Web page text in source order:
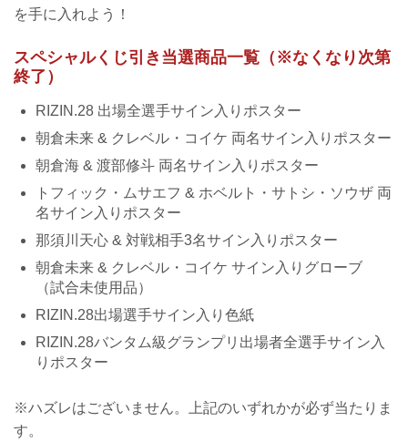
を手に入れよう！
スペシャルくじ引き当選商品一覧（※なくなり次第
終了）
RIZIN.28 出場全選手サイン入りポスター
朝倉未来 & クレベル・コイケ 両名サイン入りポスター
朝倉海 & 渡部修斗 両名サイン入りポスター
トフィック・ムサエフ & ホベルト・サトシ・ソウザ 両
名サイン入りポスター
那須川天心 & 対戦相手3名サイン入りポスター
朝倉未来 & クレベル・コイケ サイン入りグローブ
（試合未使用品）
RIZIN.28出場選手サイン入り色紙
RIZIN.28バンタム級グランプリ出場者全選手サイン入
りポスター
※ハズレはございません。上記のいずれかが必ず当たりま
す。